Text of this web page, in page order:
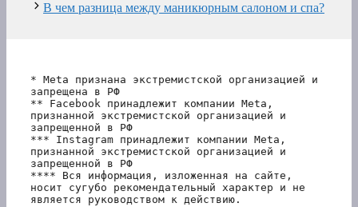
В чем разница между маникюрным салоном и спа?
* Meta признана экстремистской организацией и
запрещена в РФ
** Facebook принадлежит компании Meta,
признанной экстремистской организацией и
запрещенной в РФ
*** Instagram принадлежит компании Meta,
признанной экстремистской организацией и
запрещенной в РФ
**** Вся информация, изложенная на сайте,
носит сугубо рекомендательный характер и не
является руководством к действию.